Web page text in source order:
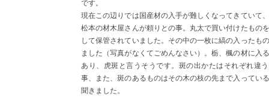
です。
現在この辺りでは国産材の入手が難しくなってきていて
松本の材木屋さんが頼りとの事。丸太で買い付けたもの
して保管されていました。その中の一枚に縞の入ったも
ました（写真がなくてごめんなさい）。栃、楓の材に入
あり、虎斑と言うそうです。斑の出かたはそれぞれ違
事、また、斑のあるものはその木の枝の先まで入ってい
聞きました。